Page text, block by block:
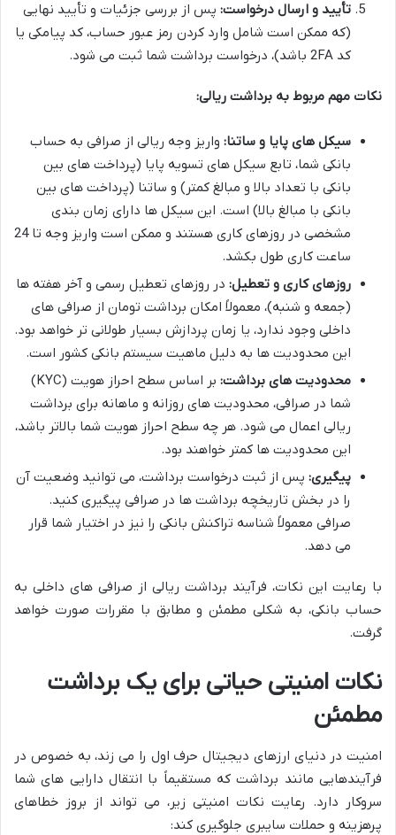
تأیید و ارسال درخواست: پس از بررسی جزئیات و تأیید نهایی
(که ممکن است شامل وارد کردن رمز عبور حساب، کد پیامکی یا
کد 2FA باشد)، درخواست برداشت شما ثبت می شود.
نکات مهم مربوط به برداشت ریالی:
سیکل های پایا و ساتنا: واریز وجه ریالی از صرافی به حساب
بانکی شما، تابع سیکل های تسویه پایا (پرداخت های بین
بانکی با تعداد بالا و مبالغ کمتر) و ساتنا (پرداخت های بین
بانکی با مبالغ بالا) است. این سیکل ها دارای زمان بندی
مشخصی در روزهای کاری هستند و ممکن است واریز وجه تا 24
ساعت کاری طول بکشد.
روزهای کاری و تعطیل: در روزهای تعطیل رسمی و آخر هفته ها
(جمعه و شنبه)، معمولاً امکان برداشت تومان از صرافی های
داخلی وجود ندارد، یا زمان پردازش بسیار طولانی تر خواهد بود.
این محدودیت ها به دلیل ماهیت سیستم بانکی کشور است.
محدودیت های برداشت:
بر اساس سطح احراز هویت (KYC)
شما در صرافی، محدودیت های روزانه و ماهانه برای برداشت
ریالی اعمال می شود. هر چه سطح احراز هویت شما بالاتر باشد،
این محدودیت ها کمتر خواهند بود.
پیگیری: پس از ثبت درخواست برداشت، می توانید وضعیت آن
را در بخش تاریخچه برداشت ها در صرافی پیگیری کنید.
صرافی معمولاً شناسه تراکنش بانکی را نیز در اختیار شما قرار
می دهد.
با رعایت این نکات، فرآیند برداشت ریالی از صرافی های داخلی به
حساب بانکی، به شکلی مطمئن و مطابق با مقررات صورت خواهد
گرفت.
نکات امنیتی حیاتی برای یک برداشت
مطمئن
امنیت در دنیای ارزهای دیجیتال حرف اول را می زند، به خصوص در
فرآیندهایی مانند برداشت که مستقیماً با انتقال دارایی های شما
سروکار دارد. رعایت نکات امنیتی زیر، می تواند از بروز خطاهای
پرهزینه و حملات سایبری جلوگیری کند: